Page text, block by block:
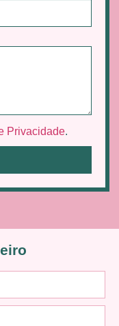
Privacidade.